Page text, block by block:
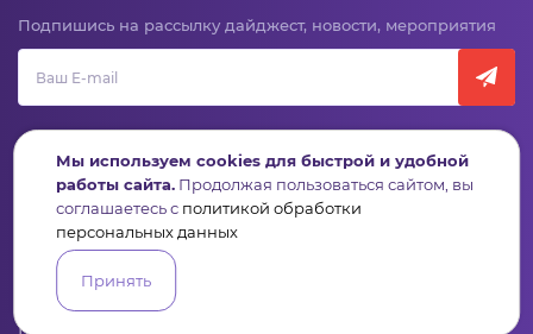
Подпишись на рассылку дайджест, новости, мероприятия
ПульсКонкурсы Организации
АналитикаБаза знанийВидеокурсы
Контакты
Мы используем cookies для быстрой и удобной
работы сайта. Продолжая пользоваться сайтом, вы
соглашаетесь с политикой обработки
персональных данных
Принять